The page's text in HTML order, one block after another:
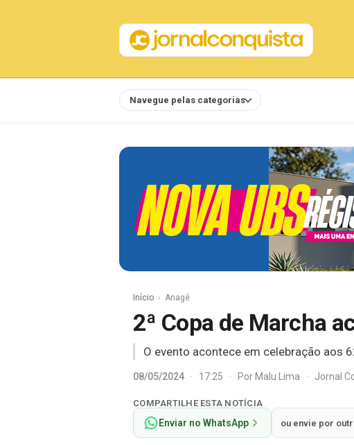
Navegue pelas categorias
Início Anagé
2ª Copa de Marcha
O evento acontece em celebração aos
08/05/2024 · 17:25 · PorMalu Lima · Jornal
COMPARTILHE ESTA NOTÍCIA
Enviar no WhatsApp ou envie por